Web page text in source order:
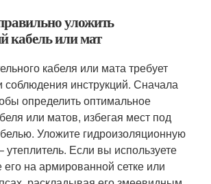
уложить
кабель или мат
кабеля или мата требует
соблюдения инструкций. Сначала
определить оптимальное
или матов, избегая мест под
Уложите гидроизоляционную
утеплитель. Если вы используете
его на армированной сетке или